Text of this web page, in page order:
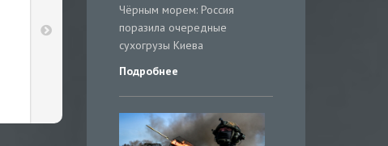
Чёрным морем: Россия
поразила очередные
сухогрузы Киева
Подробнее